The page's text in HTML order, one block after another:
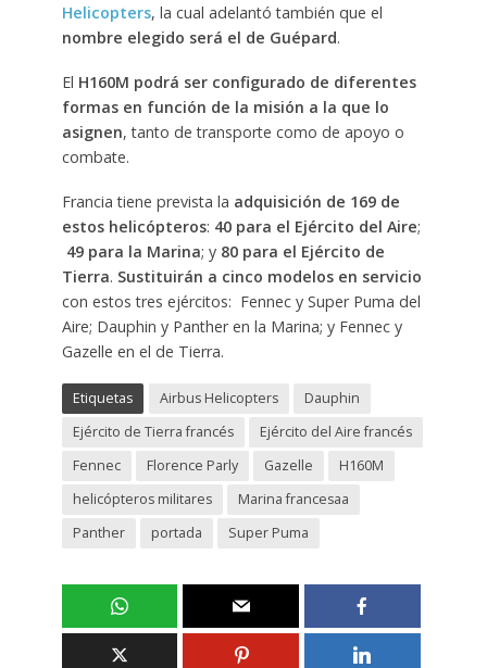
Helicopters, la cual adelantó también que el
nombre elegido será el de Guépard.
El H160M podrá ser configurado de diferentes
formas en función de la misión a la que lo
asignen, tanto de transporte como de apoyo o
combate.
Francia tiene prevista la adquisición de 169 de
estos helicópteros: 40 para el Ejército del Aire;
49 para la Marina; y 80 para el Ejército de
Tierra. Sustituirán a cinco modelos en servicio
con estos tres ejércitos: Fennec y Super Puma del
Aire; Dauphin y Panther en la Marina; y Fennec y
Gazelle en el de Tierra.
Etiquetas Airbus Helicopters
Dauphin
Ejército de Tierra francés
Ejército del Aire francés
Fennec
Florence Parly Gazelle
H160M
helicópteros militares
Marina francesaa
Panther
portada Super Puma